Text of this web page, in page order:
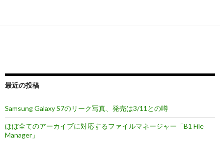
待
っ
た
ナ
ー
ョ
ン
最近の投稿
Samsung Galaxy S7のリーク写真、発売は3/11との噂
ほぼ全てのアーカイブに対応するファイルマネージャー「B1 File
Manager」